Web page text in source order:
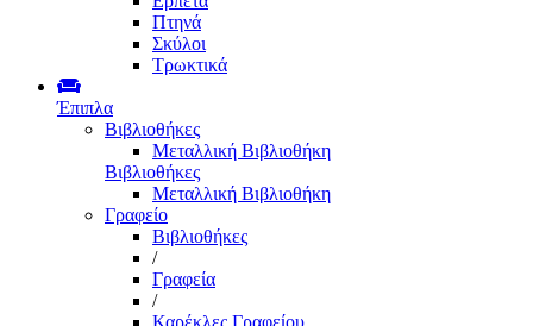
Πτηνά
Σκύλοι
Τρωκτικά
Έπιπλα
Βιβλιοθήκες
Μεταλλική Βιβλιοθήκη
Βιβλιοθήκες
Μεταλλική Βιβλιοθήκη
Γραφείο
Βιβλιοθήκες
/
Γραφεία
/
Καρέκλες Γραφείου